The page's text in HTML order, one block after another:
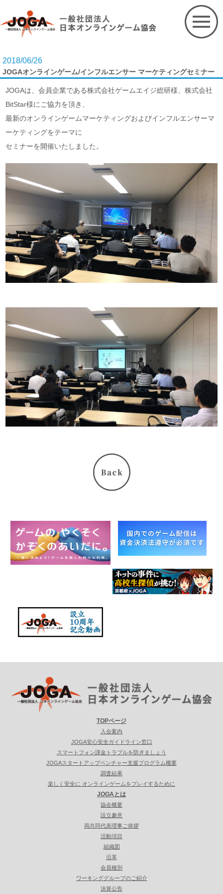
content
2018/06/26
JOGAオンラインゲーム/インフルエンサー マーケティングセミナー
JOGAは、会員企業である株式会社ゲームエイジ総研様、株式会社
BitStar様にご協力を頂き、
最新のオンラインゲームマーケティングおよびインフルエンサーマ
ーケティングをテーマに
セミナーを開催いたしました。
TOPページ
入会案内
JOGA安心安全ガイドライン窓口
スマートフォン課金トラブルを防ぎましょう
JOGAスタートアップベンチャー支援プログラム概要
調査結果
楽しく安全に オンラインゲームをプレイするために
JOGAとは
協会概要
設立趣意
両共同代表理事ご挨拶
活動項目
組織図
沿革
会員種別
ワーキンググループのご紹介
決算公告